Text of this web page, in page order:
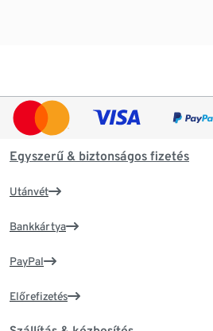
Egyszerű & biztonságos fizetés
Utánvét
Bankkártya
PayPal
Előrefizetés